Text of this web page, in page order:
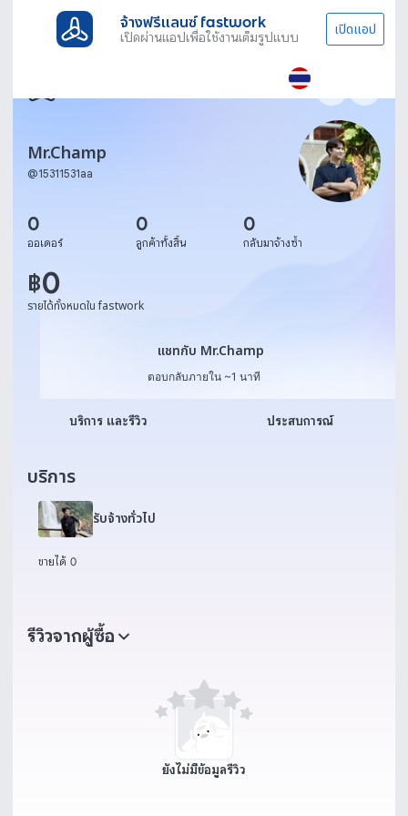
จ้างฟรีแลนซ์ fastwork
เปิดผ่านแอปเพื่อใช้งานเต็มรูปแบบ เปิดแอป
Mr.Champ
@15311531aa
0
ออเดอร์
0
ลูกค้าทั้งสิ้น
0
กลับมาจ้างซ้ำ
฿0
รายได้ทั้งหมดใน fastwork
แชทกับ Mr.Champ
แชทกับ Mr.Champ
ตอบกลับภายใน ~1 นาที
บริการ และรีวิว ประสบการณ์
บริการ
รับจ้างทั่วไป
ขายได้ 0
รีวิวจากผู้ซื้อ
ยังไม่มีข้อมูลรีวิว